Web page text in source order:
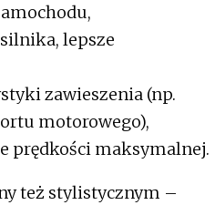
lepsze
zawieszenia (np.
motorowego),
prędkości maksymalnej.
też stylistycznym –